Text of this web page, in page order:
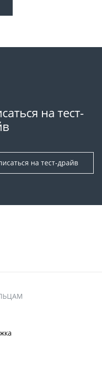
на тест-
на тест-драйв